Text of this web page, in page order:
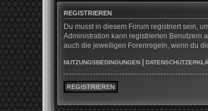
REGISTRIEREN
Du musst in diesem Forum registriert sein,
Administration kann registrierten Benutzern
auch die jeweiligen Forenregeln, wenn du
NUTZUNGSBEDINGUNGEN
REGISTRIEREN